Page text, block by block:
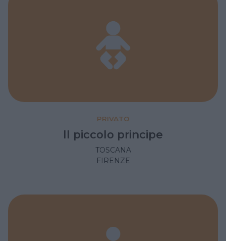
PRIVATO
Il piccolo principe
TOSCANA
FIRENZE